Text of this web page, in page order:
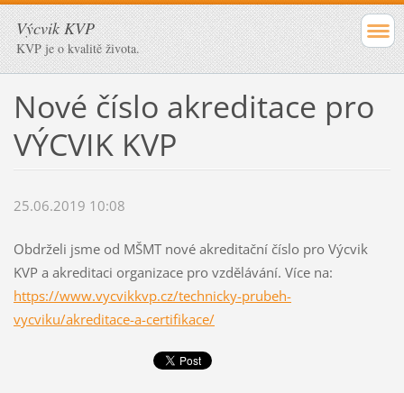
Výcvik KVP
KVP je o kvalitě života.
Nové číslo akreditace pro
VÝCVIK KVP
25.06.2019 10:08
Obdrželi jsme od MŠMT nové akreditační číslo pro Výcvik
KVP a akreditaci organizace pro vzdělávání. Více na:
https://www.vycvikkvp.cz/technicky-prubeh-
vycviku/akreditace-a-certifikace/